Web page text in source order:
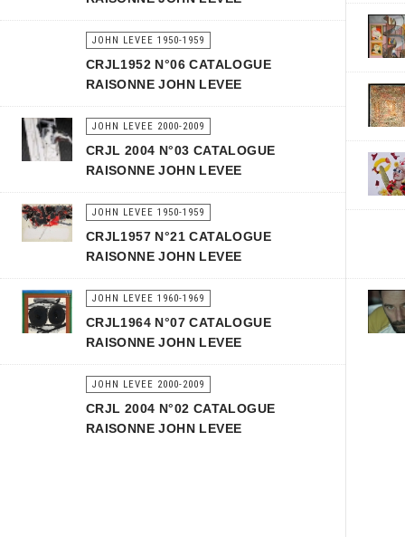
JOHN LEVEE 1950-1959
CRJL1952 N°06 CATALOGUE
RAISONNE JOHN LEVEE
JOHN LEVEE 2000-2009
CRJL 2004 N°03 CATALOGUE
RAISONNE JOHN LEVEE
JOHN LEVEE 1950-1959
CRJL1957 N°21 CATALOGUE
RAISONNE JOHN LEVEE
JOHN LEVEE 1960-1969
CRJL1964 N°07 CATALOGUE
RAISONNE JOHN LEVEE
JOHN LEVEE 2000-2009
CRJL 2004 N°02 CATALOGUE
RAISONNE JOHN LEVEE